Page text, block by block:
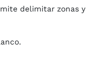
delimitar zonas y